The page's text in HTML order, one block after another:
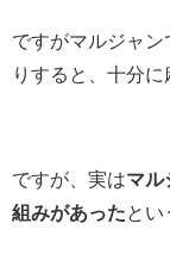
ですがマルジャ
りすると、十分に
ですが、実はマル
組みがあったとい